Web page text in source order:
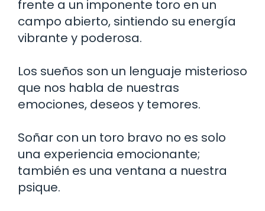
frente a un imponente toro en un
campo abierto, sintiendo su energía
vibrante y poderosa.
Los sueños son un lenguaje misterioso
que nos habla de nuestras
emociones, deseos y temores.
Soñar con un toro bravo no es solo
una experiencia emocionante;
también es una ventana a nuestra
psique.